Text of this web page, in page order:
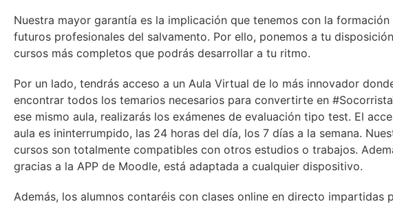
Nuestra mayor garantía es la implicación que tenemos con la formación
futuros profesionales del salvamento. Por ello, ponemos a tu
cursos más completos que podrás desarrollar a tu ritmo.
Por un lado, tendrás acceso a un Aula Virtual de lo más innovador
encontrar todos los temarios necesarios para convertirte en
ese mismo aula, realizarás los exámenes de evaluación tipo test. El
aula es ininterrumpido, las 24 horas del día, los 7 días a la semana.
cursos son totalmente compatibles con otros estudios o trabajos.
gracias a la APP de Moodle, está adaptada a cualquier dispositivo.
Además, los alumnos contaréis con clases online en directo impartidas